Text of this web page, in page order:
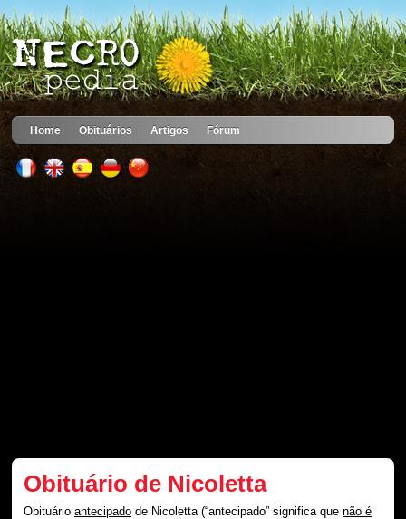
Home Obituários Artigos Fórum
Obituário de Nicoletta
Obituárioantecipado de Nicoletta (“antecipado” significa quenão é